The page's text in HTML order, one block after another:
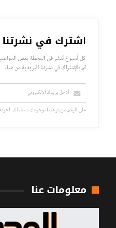
اشترك في نشرتنا
كل أسبوع تُنشر في المحطة بعض
قم بالإشتراك في نشرتنا البريدية من هنا.
على الرغم من فرحتنا بوجودك معنا، لك
معلومات عنا